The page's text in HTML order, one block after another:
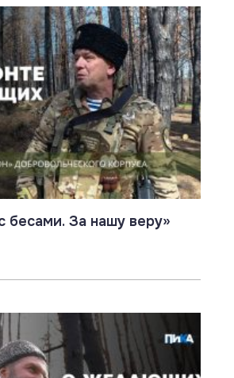
За нашу веру»